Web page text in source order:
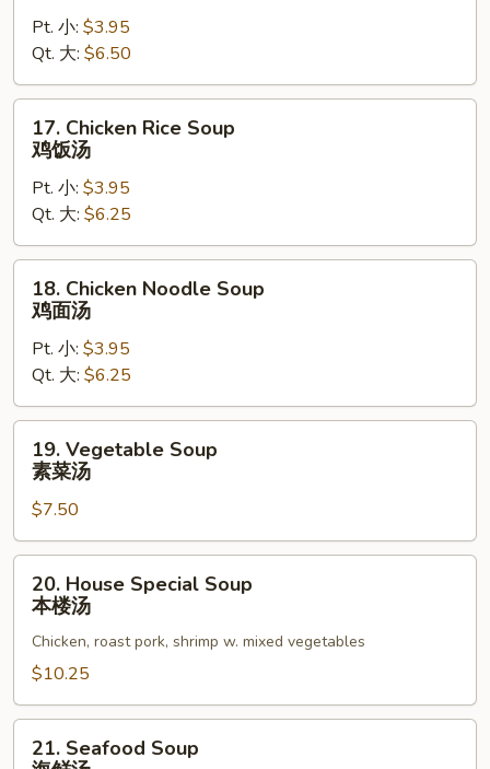
Sour
Soup
酸
辣
Pt. 小: $3.95
Qt. 大: $6.50
Chicken
Rice
Soup
饭
汤
17. Chicken Rice Soup
鸡饭汤
Pt. 小: $3.95
Qt. 大: $6.25
Chicken
Noodle
Soup
面
汤
18. Chicken Noodle Soup
鸡面汤
Pt. 小: $3.95
Qt. 大: $6.25
Vegetable
Soup
菜
汤
19. Vegetable Soup
素菜汤
$7.50
House
Special
Soup
楼
汤
20. House Special Soup
本楼汤
Chicken, roast pork, shrimp w. mixed vegetables
$10.25
Seafood
21. Seafood Soup